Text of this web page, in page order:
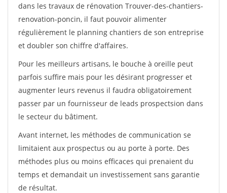
dans les travaux de rénovation Trouver-des-chantiers-
renovation-poncin, il faut pouvoir alimenter
régulièrement le planning chantiers de son entreprise
et doubler son chiffre d'affaires.
Pour les meilleurs artisans, le bouche à oreille peut
parfois suffire mais pour les désirant progresser et
augmenter leurs revenus il faudra obligatoirement
passer par un fournisseur de leads prospectsion dans
le secteur du bâtiment.
Avant internet, les méthodes de communication se
limitaient aux prospectus ou au porte à porte. Des
méthodes plus ou moins efficaces qui prenaient du
temps et demandait un investissement sans garantie
de résultat.